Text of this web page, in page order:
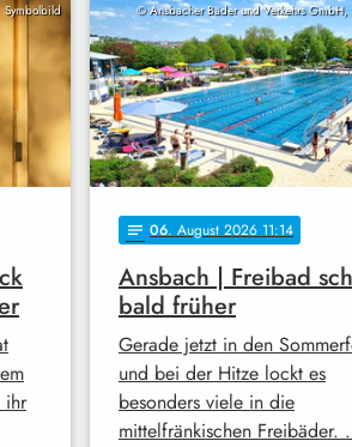
Symbolbild
ihr
© Ansbacher Bäder und Verkehrs GmbH,
notes 06. August 2026 11:14
Ansbach | Freibad
bald früher
Gerade jetzt in den
und bei der Hitze lockt es
besonders viele in die
mittelfränkischen Freibäder.